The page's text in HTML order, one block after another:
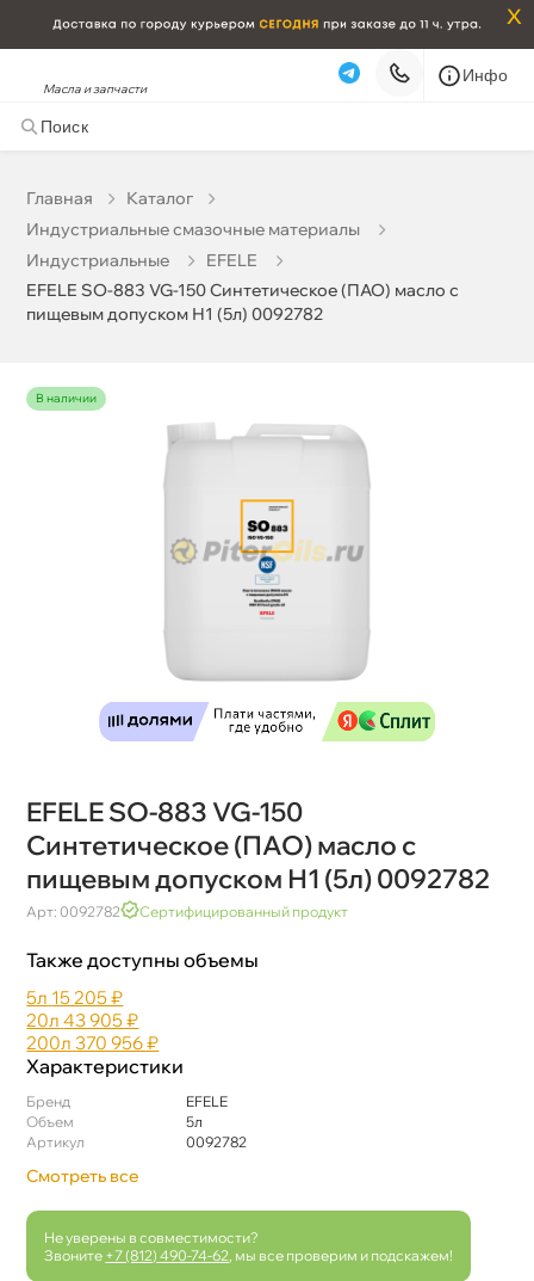
x
Масла и запчасти
Инфо
Главная
Катало
Индустриальные смазочные материалы
Индустриальные
EFELE
EFELE SO-883 VG-150 Синтетическое (ПАО) масло с
пищевым допуском Н1 (5л) 0092782
наличии
EFELE SO-883 VG-150
Синтетическое (ПАО) масло с
пищевым допуском Н1 (5л) 0092782
Арт: 0092782 Сертифицированный продукт
Также доступны объемы
5л 15 205 ₽
20л 43 905 ₽
200л 370 956 ₽
Характеристики
Бренд
EFELE
Объем
5л
Артикул
0092782
Смотреть все
Не уверены в совместимости?
Звоните +7 (812) 490-74-62 , мы все проверим и подскажем!
EFELE SO-883 VG-150 Синтетическое (ПАО) масло с
Бесплатная
Срочная за 2 ч – 399 ₽ Сегодня, 09.08